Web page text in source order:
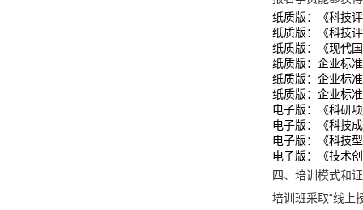
纸质版：《科技
纸质版：《科技
纸质版：《现代
纸质版：企业标
纸质版：企业标
纸质版：企业标
电子版：《科研
电子版：《科技
电子版：《科技
电子版：《技术
四、培训模式和
培训班采取“线上